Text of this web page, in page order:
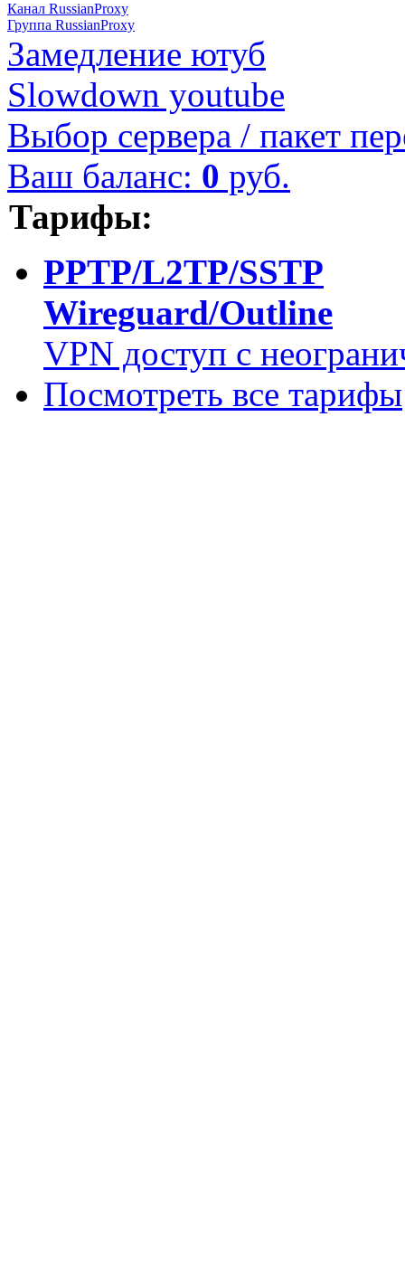
Канал RussianProxy
Группа RussianProxy
Замедление ютуб
Slowdown youtube
Выбор сервера / пакет
Ваш баланс: 0 руб.
Тарифы:
PPTP/L2TP/SSTP
Wireguard/Outline
VPN доступ с
Посмотреть все тарифы